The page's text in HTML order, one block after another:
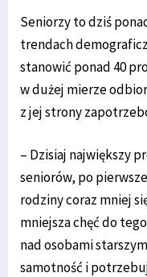
Seniorzy to dziś
trendach
stanowić ponad 40
w dużej mierze
z jej strony
– Dzisiaj największy
seniorów, po
rodziny coraz mniej
mniejsza chęć do
nad osobami
samotność i